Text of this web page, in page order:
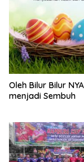
Oleh Bilur Bilur
menjadi Sembuh